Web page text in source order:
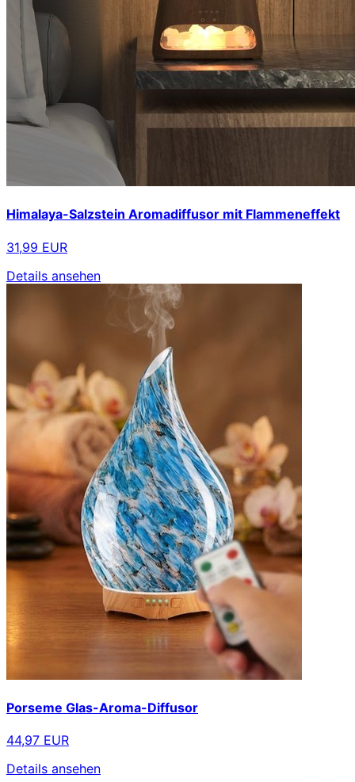
Himalaya-Salzstein Aromadiffusor mit Flammeneffekt
31,99 EUR
Details ansehen
Porseme Glas-Aroma-Diffusor
44,97 EUR
Details ansehen